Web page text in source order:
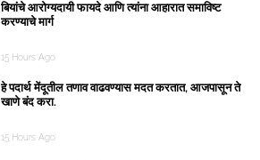
बियांचे आरोग्यदायी फायदे आणि त्यांना आहारात समाविष्ट
करण्याचे मार्ग
15 Hours Ago
हे पदार्थ मेंदूतील तणाव वाढवण्यास मदत करतात, आजपासून ते
खाणे बंद करा.
15 Hours Ago